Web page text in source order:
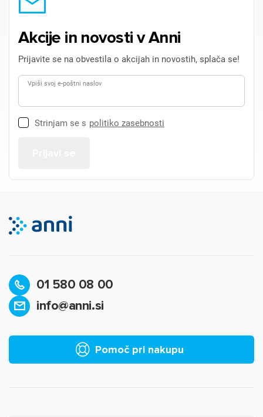
Akcije in novosti v Anni
Prijavite se na obvestila o akcijah in novostih, splača se!
Vpiši svoj e-poštni naslov
Strinjam se s politiko zasebnosti
01 580 08 00
info@anni.si
Pomoč pri nakupu